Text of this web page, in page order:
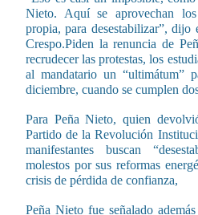
Nieto. Aquí se aprovechan los
propia, para desestabilizar”, dijo
Crespo.Piden la renuncia de
recrudecer las protestas, los
al mandatario un “ultimátum”
diciembre, cuando se cumplen
Para Peña Nieto, quien
Partido de la Revolución
manifestantes buscan
molestos por sus reformas
crisis de pérdida de confianza,
Peña Nieto fue señalado